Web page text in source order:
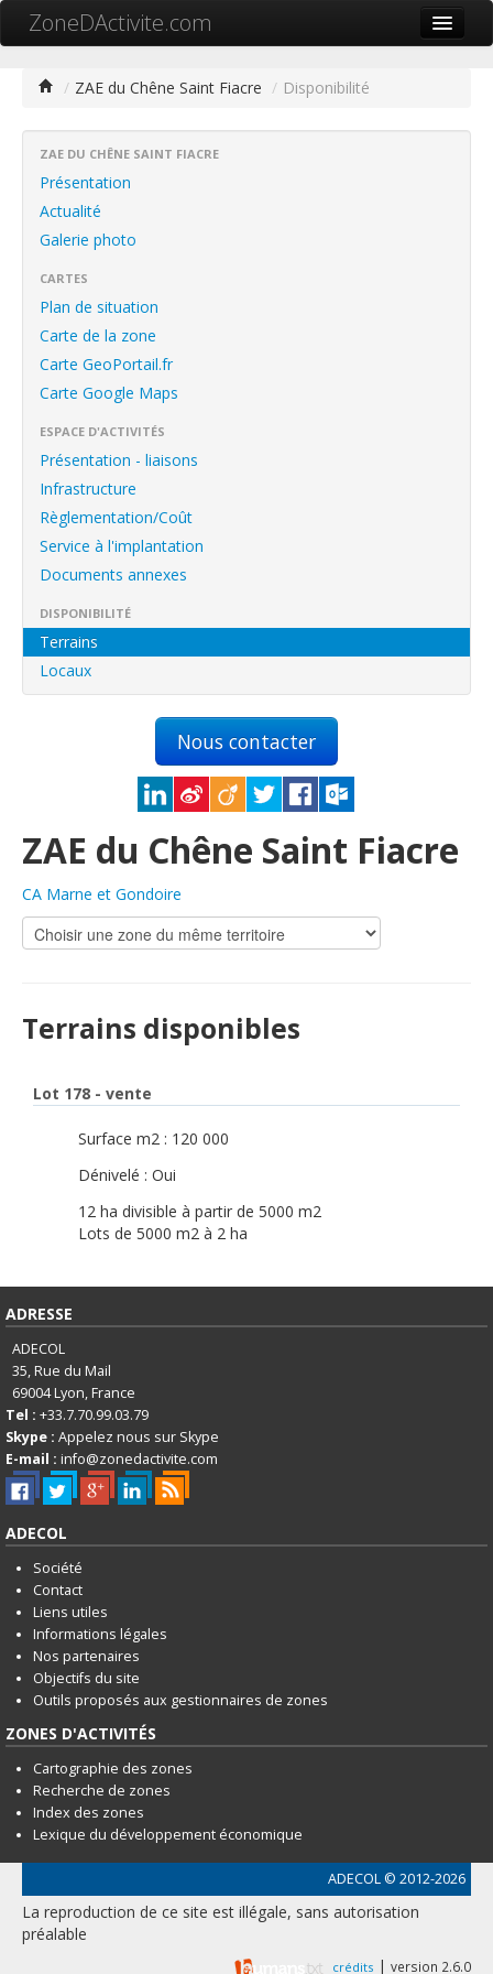
ZoneDActivite.com
Cartographie ZA
Référencer ma zone
Contact
Mon ZA.com
中文
English
Français
Connexion
/ ZAE du Chêne Saint Fiacre / Disponibilité
ZAE DU CHÊNE SAINT FIACRE
Présentation
Actualité
Galerie photo
CARTES
Plan de situation
Carte de la zone
Carte GeoPortail.fr
Carte Google Maps
ESPACE D'ACTIVITÉS
Présentation - liaisons
Infrastructure
Règlementation/Coût
Service à l'implantation
Documents annexes
DISPONIBILITÉ
Terrains
Locaux
Nous contacter
ZAE du Chêne Saint Fiacre
CA Marne et Gondoire
Terrains disponibles
Lot 178 - vente
Surface m2 : 120 000
Dénivelé : Oui
12 ha divisible à partir de 5000 m2
Lots de 5000 m2 à 2 ha
ADRESSE
ADECOL
35, Rue du Mail
69004Lyon, France
Tel : +33.7.70.99.03.79
Skype : Appelez nous sur Skype
E-mail : info@zonedactivite.com
ADECOL
Société
Contact
Liens utiles
Informations légales
Nos partenaires
Objectifs du site
Outils proposés aux gestionnaires de zones
ZONES D'ACTIVITÉS
Cartographie des zones
Recherche de zones
Index des zones
Lexique du développement économique
ADECOL © 2012-2026
La reproduction de ce site est illégale, sans autorisation
préalable
crédits | version 2.6.0